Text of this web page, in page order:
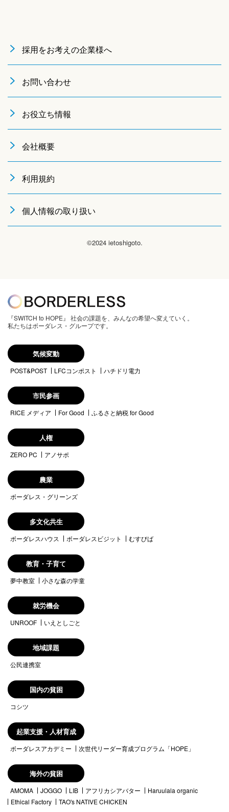
採用をお考えの企業様へ
お問い合わせ
お役立ち情報
会社概要
利用規約
個人情報の取り扱い
©2024 ietoshigoto.
『SWITCH to HOPE』 社会の課題を、みんなの希望へ変えていく。
私たちはボーダレス・グループです。
気候変動
POST&POST LFCコンポスト ハチドリ電力
市民参画
RICE メディア For Good ふるさと納税 for Good
人権
ZERO PC アノサポ
農業
ボーダレス・グリーンズ
多文化共生
ボーダレスハウス ボーダレスビジット むすびば
教育・子育て
夢中教室 小さな森の学童
就労機会
UNROOF いえとしごと
地域課題
公民連携室
国内の貧困
コシツ
起業支援・人材育成
ボーダレスアカデミー 次世代リーダー育成プログラム「HOPE」
海外の貧困
AMOMA JOGGO LIB アフリカシアバター
Haruulala organic
Ethical Factory
TAO's NATIVE CHICKEN